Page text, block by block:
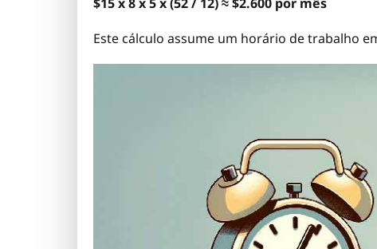
Este cálculo assume um horário de trabalho